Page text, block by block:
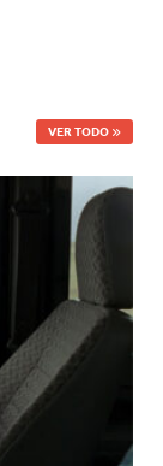
VER TODO